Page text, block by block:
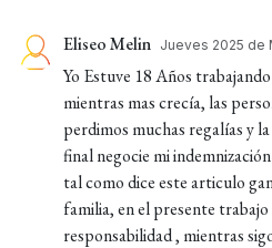
Eliseo Melin Jueves 2025 de
Yo Estuve 18 Años
mientras mas crecía, las
perdimos muchas regalías y
final negocie mi
tal como dice este articulo
familia, en el presente trabajo
responsabilidad , mientras